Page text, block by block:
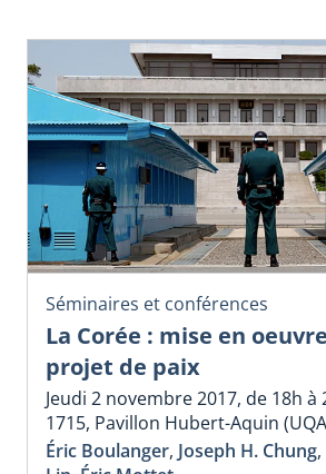
Séminaires et conférences
La Corée : mise en
projet de paix
Jeudi 2 novembre 2017, de 18h à
1715, Pavillon Hubert-Aquin
Éric Boulanger, Joseph H. Chung,